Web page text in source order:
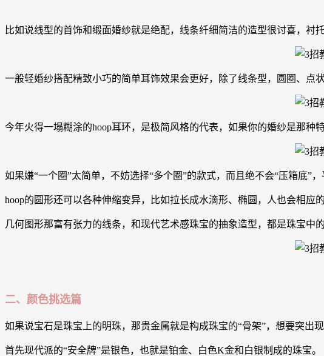
比如说线型的首饰和缎面婚纱就是绝配，线条纤细简洁的造型很讨喜，衬
一般轻婚纱搭配精致小巧的简单耳饰效果会更好，除了线条型，圆圈、点
今年火得一塌糊涂的hoop耳环，是极简风格的代表，如果你的婚纱是那种
如果嫌“一个圈”太简单，不妨选择“多个圈”的款式，而且绝不会“压箱底”，
hoop的圆形还可以各种伸缩变异，比如拉长成水滴形、椭圆，人也会相应
几何图形那富有张力的线条，和现代艺术感珠宝的抽象造型，都是珠宝中
二、颜色挑选篇
如果说宝石是珠宝上的明珠，那贵金属就是构成珠宝的“骨架”，想要突出
首先现代派的“安全牌”是银色，也就是铂金、白色K金和白银制成的珠宝。